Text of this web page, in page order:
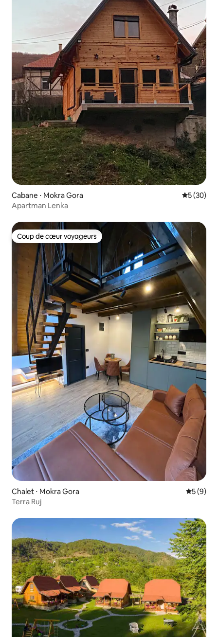
Cabane ⋅ Mokra Gora
5 (30)
Apartman Lenka
Coup de cœur voyageurs
Coup de cœur voyageurs
Chalet ⋅ Mokra Gora
5 (9)
Terra Ruj